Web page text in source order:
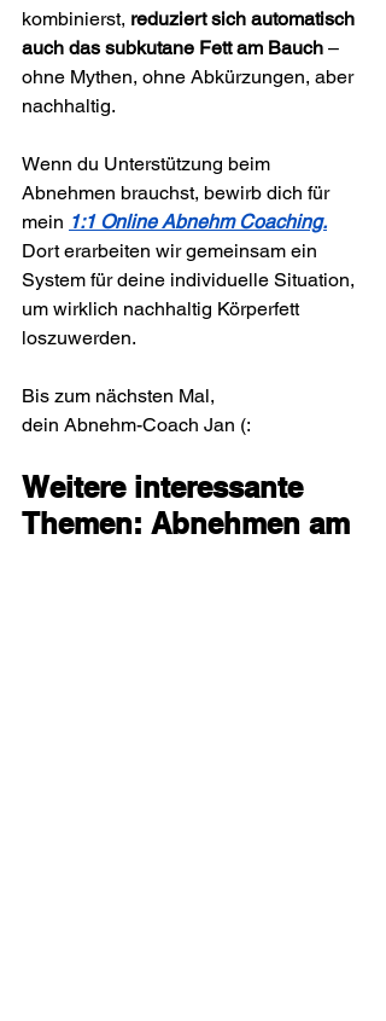
kombinierst, reduziert sich automatisch
auch das subkutane Fett am Bauch –
ohne Mythen, ohne Abkürzungen, aber
nachhaltig.
Wenn du Unterstützung beim
Abnehmen brauchst, bewirb dich für
mein 1:1 Online Abnehm Coaching.
Dort erarbeiten wir gemeinsam ein
System für deine individuelle Situation,
um wirklich nachhaltig Körperfett
loszuwerden.
Bis zum nächsten Mal,
dein Abnehm-Coach Jan (:
Weitere interessante
Themen: Abnehmen am